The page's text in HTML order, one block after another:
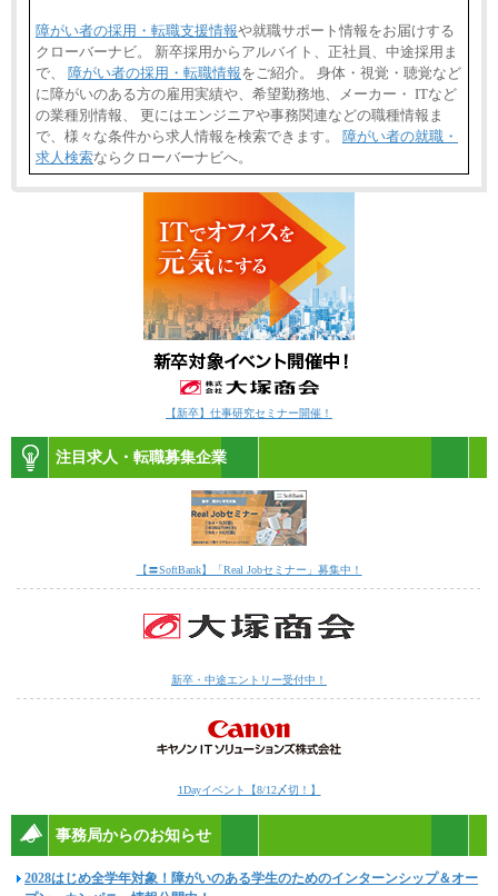
障がい者の採用・転職支援情報や就職サポート情報をお届けする
クローバーナビ。 新卒採用からアルバイト、正社員、中途採用ま
で、 障がい者の採用・転職情報をご紹介。 身体・視覚・聴覚など
に障がいのある方の雇用実績や、希望勤務地、メーカー・ ITなど
の業種別情報、 更にはエンジニアや事務関連などの職種情報ま
で、様々な条件から求人情報を検索できます。 障がい者の就職・
求人検索ならクローバーナビへ。
【新卒】仕事研究セミナー開催！
注目求人・転職募集企業
【〓SoftBank】「Real Jobセミナー」募集中！
新卒・中途エントリー受付中！
1Dayイベント【8/12〆切！】
事務局からのお知らせ
2028はじめ全学年対象！障がいのある学生のためのインターンシップ＆オー